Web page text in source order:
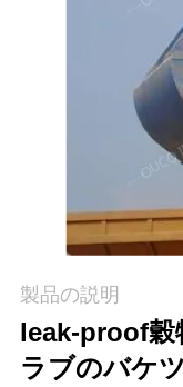
ア
ー
製品の説明
leak-proof穀
ラブのバケ